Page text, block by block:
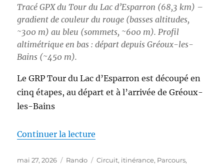
Tracé GPX du Tour du Lac d’Esparron (68,3 km) –
gradient de couleur du rouge (basses altitudes,
~300 m) au bleu (sommets, ~600 m). Profil
altimétrique en bas : départ depuis Gréoux-les-
Bains (~450 m).
Le GRP Tour du Lac d’Esparron est découpé en
cinq étapes, au départ et à l’arrivée de Gréoux-
les-Bains
Continuer la lecture
Publié
mai 27, 2026 Catégories
Rando Étiquettes
Circuit, itinérance, Parcours,